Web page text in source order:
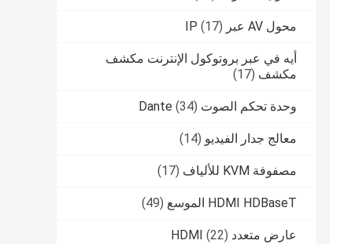
محول AV عبر IP (17)
أيه في عبر بروتوكول الإنترنت مكشف
مكشف (17)
وحدة تحكم الصوت Dante (34)
معالج جدار الفيديو (14)
مصفوفة KVM للألياف (17)
HDMI HDBaseT الموسع (49)
عارض متعدد HDMI (22)